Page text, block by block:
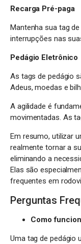
Recarga Pré-paga
Mantenha sua tag
interrupções nas
Pedágio Eletrônico
As tags de pedágio
Adeus, moedas e
A agilidade é
movimentadas. As
Em resumo, utilizar
realmente tornar a
eliminando a
Elas são
frequentes em
Perguntas
Como
Uma tag de pedágio